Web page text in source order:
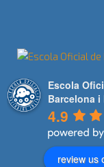
Escola
Barcelona
4.9
review us